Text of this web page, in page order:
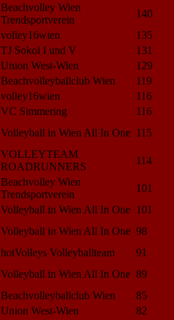
Beachvolley Wien
Trendsportverein
140
volley16wien
135
TJ Sokol I und V
131
Union West-Wien
129
Beachvolleyballclub Wien
119
volley16wien
116
VC Simmering
116
Volleyball in Wien All In One 115
VOLLEYTEAM
ROADRUNNERS
114
Beachvolley Wien
Trendsportverein
101
Volleyball in Wien All In One 101
Volleyball in Wien All In One 98
hotVolleys Volleyballteam
91
Volleyball in Wien All In One 89
Beachvolleyballclub Wien
85
Union West-Wien
82